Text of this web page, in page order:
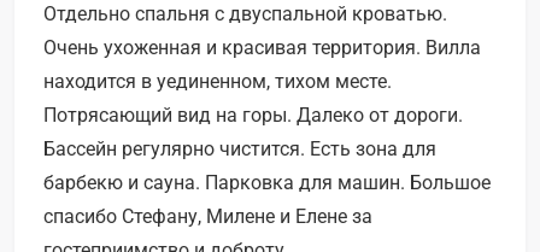
Отдельно спальня с двуспальной кроватью.
Очень ухоженная и красивая территория. Вилла
находится в уединенном, тихом месте.
Потрясающий вид на горы. Далеко от дороги.
Бассейн регулярно чистится. Есть зона для
барбекю и сауна. Парковка для машин. Большое
спасибо Стефану, Милене и Елене за